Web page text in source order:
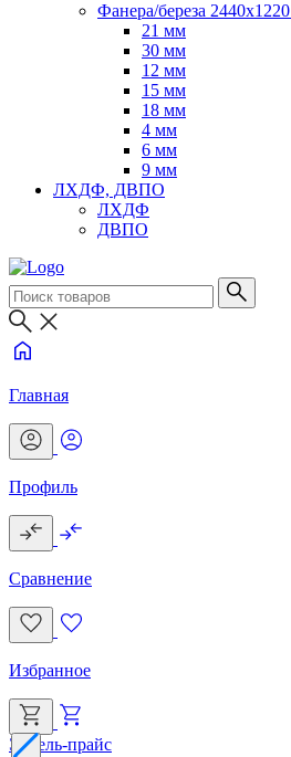
Фанера/береза 2440х1220
21 мм
30 мм
12 мм
15 мм
18 мм
4 мм
6 мм
9 мм
ЛХДФ, ДВПО
ЛХДФ
ДВПО
Главная
Профиль
Сравнение
Избранное
Эксель-прайс